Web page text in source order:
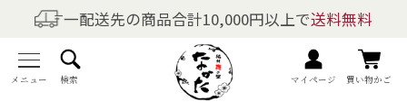
一配送先の商品合計10,000円以上で送料無料
メニュー 検索 マイページ 買い物かご
商品を探す
全商品一覧